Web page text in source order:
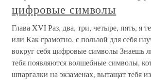
цифровые символы
Глава XVI Раз, два, три, четыре, пять, я
или Как грамотно, с пользой для себя
вокруг себя цифровые символы Знаешь
тебя появляются волшебные символы,
шпаргалки на экзаменах, вытащат тебя